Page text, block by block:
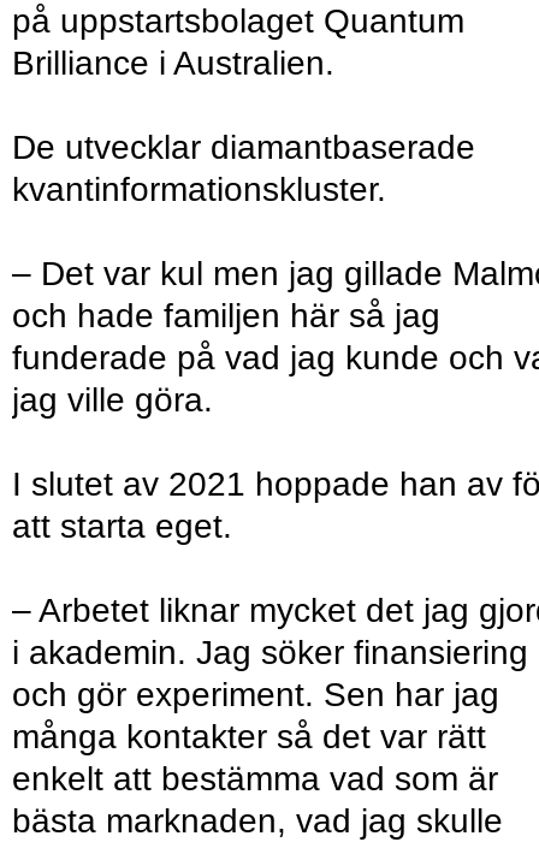
på uppstartsbolaget Quantum
Brilliance i Australien.
De utvecklar diamantbaserade
kvantinformationskluster.
– Det var kul men jag gillade
och hade familjen här så jag
funderade på vad jag kunde och
jag ville göra.
I slutet av 2021 hoppade han av
att starta eget.
– Arbetet liknar mycket det jag
i akademin. Jag söker finansiering
och gör experiment. Sen har jag
många kontakter så det var rätt
enkelt att bestämma vad som är
bästa marknaden, vad jag skulle